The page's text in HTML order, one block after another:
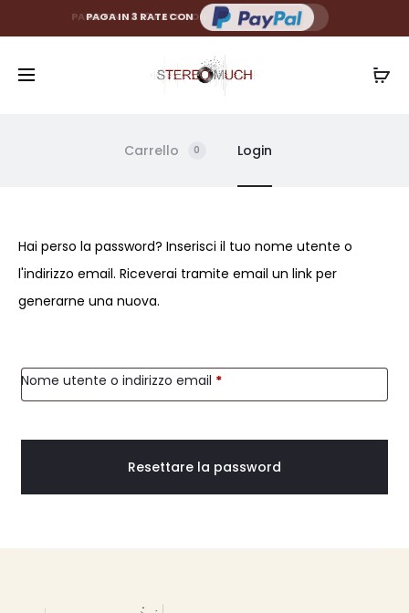
PAGA FINO A 10 RATE CON
PAGA IN 3 RATE CON
Carrello 0 Login
P
a
s
w
Hai perso la password? Inserisci il tuo nome utente o
l'indirizzo email. Riceverai tramite email un link per
generarne una nuova.
Nome utente o indirizzo email *Richiesto
Resettare la password